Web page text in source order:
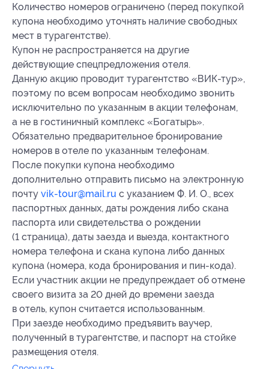
Количество номеров ограничено (перед покупкой
купона необходимо уточнять наличие свободных
мест в турагентстве).
Купон не распространяется на другие
действующие спецпредложения отеля.
Данную акцию проводит турагентство «ВИК-тур»,
поэтому по всем вопросам необходимо звонить
исключительно по указанным в акции телефонам,
а не в гостиничный комплекс «Богатырь».
Обязательно предварительное бронирование
номеров в отеле по указанным телефонам.
После покупки купона необходимо
дополнительно отправить письмо на электронную
почту vik-tour@mail.ru с указанием Ф. И. О., всех
паспортных данных, даты рождения либо скана
паспорта или свидетельства о рождении
(1 страница), даты заезда и выезда, контактного
номера телефона и скана купона либо данных
купона (номера, кода бронирования и пин-кода).
Если участник акции не предупреждает об отмене
своего визита за 20 дней до времени заезда
в отель, купон считается использованным.
При заезде необходимо предъявить ваучер,
полученный в турагентстве, и паспорт на стойке
размещения отеля.